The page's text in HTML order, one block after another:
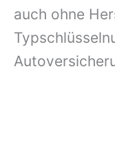
auch ohne